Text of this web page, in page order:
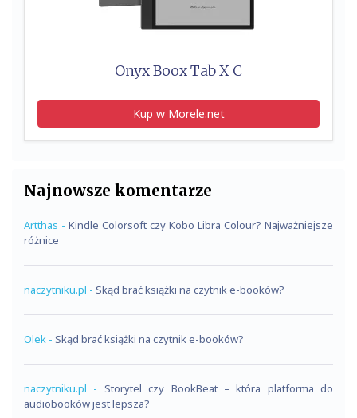
Onyx Boox Tab X C
Kup w Morele.net
Najnowsze komentarze
Artthas - Kindle Colorsoft czy Kobo Libra Colour? Najważniejsze
różnice
naczytniku.pl - Skąd brać książki na czytnik e-booków?
Olek - Skąd brać książki na czytnik e-booków?
naczytniku.pl - Storytel czy BookBeat – która platforma do
audiobooków jest lepsza?